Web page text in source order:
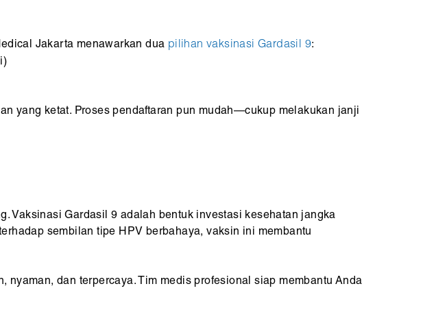
Jakarta menawarkan dua pilihan vaksinasi Gardasil 9:
yang ketat. Proses pendaftaran pun mudah—cukup melakukan janji
Vaksinasi Gardasil 9 adalah bentuk investasi kesehatan jangka
sembilan tipe HPV berbahaya, vaksin ini membantu
dan terpercaya. Tim medis profesional siap membantu Anda